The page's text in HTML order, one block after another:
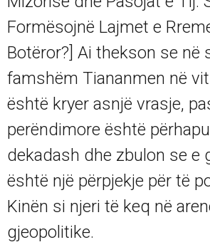
Formësojnë Lajmet e
Botëror?] Ai thekson se në
famshëm Tiananmen në
është kryer asnjë vrasje,
perëndimore është
dekadash dhe zbulon se e
është një përpjekje për të
Kinën si njeri të keq në
gjeopolitike.